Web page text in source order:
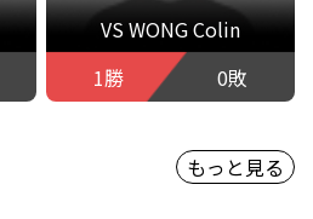
VS WONG Colin
1勝
0敗
もっと見る